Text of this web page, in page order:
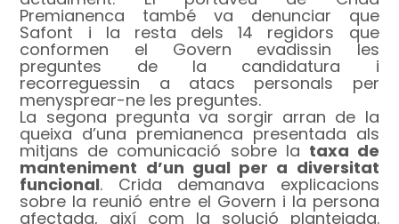
Premianenca també va denunciar que
Safont i la resta dels 14 regidors que
conformen el Govern evadissin les
preguntes de la candidatura i
recorreguessin a atacs personals per
menysprear-ne les preguntes.
La segona pregunta va sorgir arran de la
queixa d’una premianenca presentada als
mitjans de comunicació sobre la taxa de
manteniment d’un gual per a diversitat
funcional. Crida demanava explicacions
sobre la reunió entre el Govern i la persona
afectada, així com la solució plantejada.